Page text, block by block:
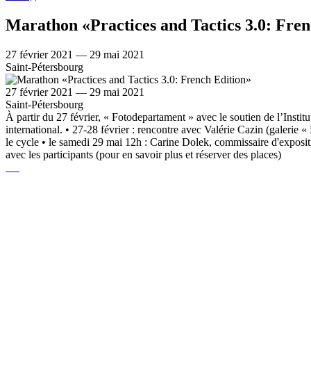
Marathon «Practices and Tactics 3.0:
27 février 2021 — 29 mai 2021
Saint-Pétersbourg
27 février 2021 — 29 mai 2021
Saint-Pétersbourg
À partir du 27 février, « Fotodepartament » avec le soutien de
international. • 27-28 février : rencontre avec Valérie Cazin (galerie
le cycle • le samedi 29 mai 12h : Carine Dolek, commissaire
avec les participants (pour en savoir plus et réserver des places)